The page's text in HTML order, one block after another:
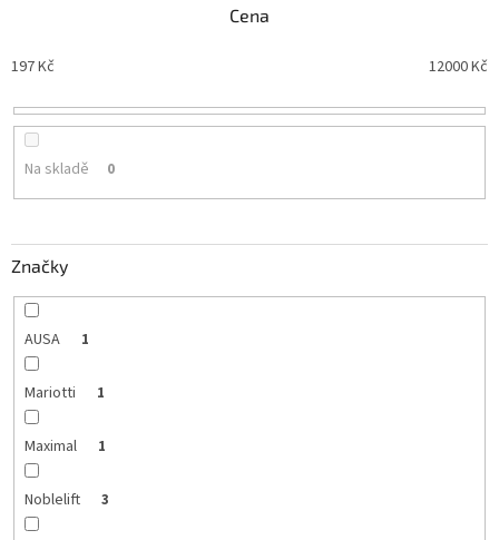
o
u
ů
Cena
197Kč 12000Kč
Na skladě 0
Značky
AUSA 1
Mariotti 1
Maximal 1
Noblelift 3